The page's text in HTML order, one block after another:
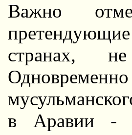
Важно
странах,
в Аравии -